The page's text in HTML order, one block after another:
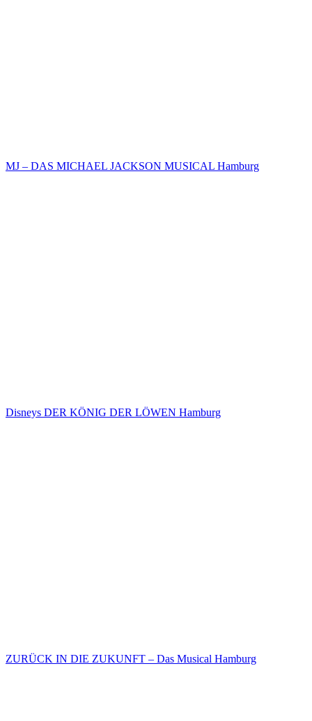
MJ – DAS MICHAEL JACKSON MUSICAL Hamburg
Disneys DER KÖNIG DER LÖWEN Hamburg
ZURÜCK IN DIE ZUKUNFT – Das Musical Hamburg